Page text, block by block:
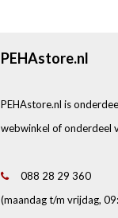
PEHAstore.nl
PEHAstore.nl is
webwinkel of onderdeel
088 28 29 360
(maandag t/m vrijdag,